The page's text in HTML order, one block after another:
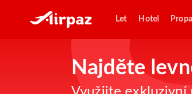
Let Hotel
Najděte